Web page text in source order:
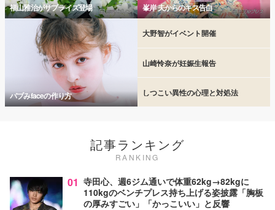
福山雅治がサプライズ登場 峯岸 夫からのキス告白
バブみfaceの作り方
大野智がイベント開催
山崎怜奈が妊娠生報告
しつこい異性の心理と対処法
記事ランキング
RANKING
01 寺田心、週6ジム通いで体重62kg→82kgに
110kgのベンチプレス持ち上げる姿披露「胸板
の厚みすごい」「かっこいい」と反響